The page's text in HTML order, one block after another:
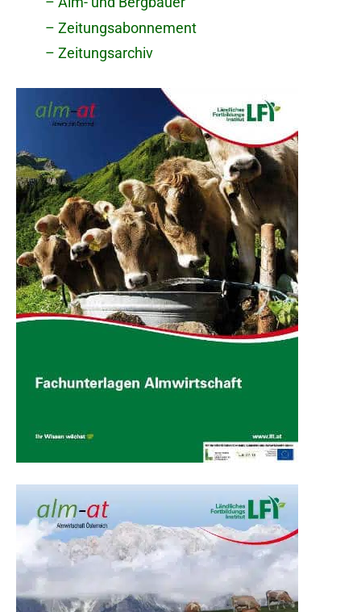
– Zeitungsabonnement
– Zeitungsarchiv